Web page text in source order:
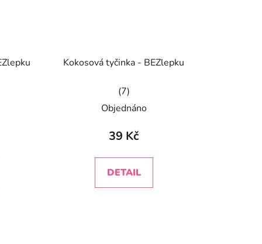
Kokosová tyčinka - BEZlepku
Průměrné
hodnocení
produktu
5,0
z
Objednáno
39 Kč
DETAIL